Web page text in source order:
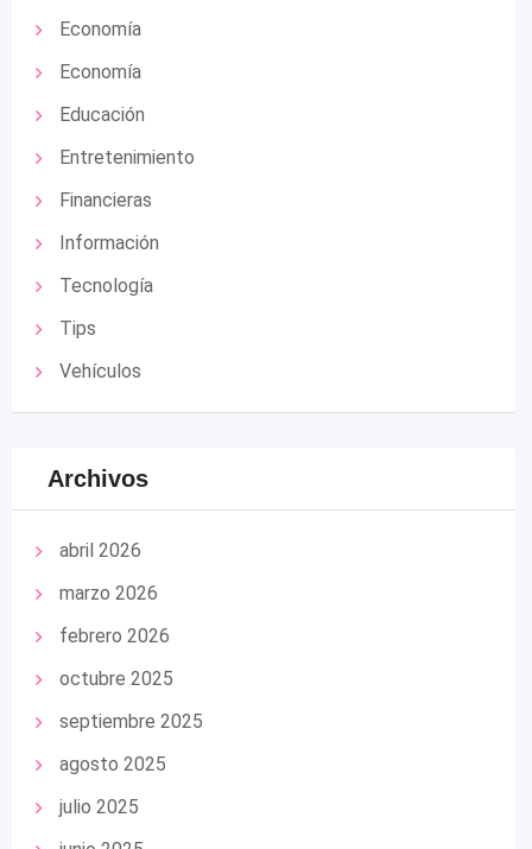
Economía
Economía
Educación
Entretenimiento
Financieras
Información
Tecnología
Tips
Vehículos
Archivos
abril 2026
marzo 2026
febrero 2026
octubre 2025
septiembre 2025
agosto 2025
julio 2025